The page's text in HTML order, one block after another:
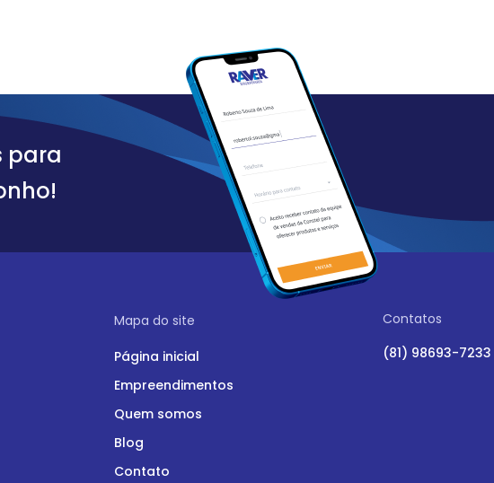
para
Mapa do site
Página inicial
Empreendimentos
Quem somos
Blog
Contato
Contatos
(81) 98693-7233